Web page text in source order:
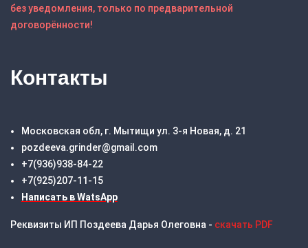
без уведомления, только по предварительной
договорённости!
Контакты
Московская обл, г. Мытищи ул. 3-я Новая, д. 21
pozdeeva.grinder@gmail.com
+7(936)938-84-22
+7(925)207-11-15
Написать в WatsApp
Реквизиты ИП Поздеева Дарья Олеговна - скачать PDF